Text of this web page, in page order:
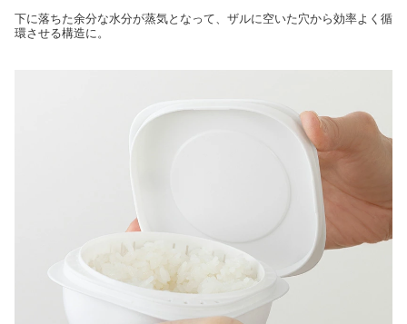
下に落ちた余分な水分が蒸気となって、ザルに空いた穴から効率よく循
環させる構造に。